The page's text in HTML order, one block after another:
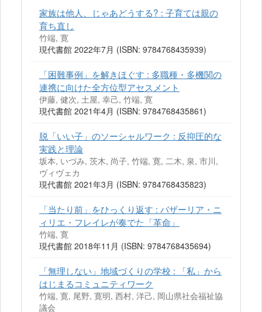
家族は他人、じゃあどうする? : 子育ては親の
育ち直し
竹端, 寛
現代書館 2022年7月 (ISBN: 9784768435939)
「困難事例」を解きほぐす : 多職種・多機関の
連携に向けた全方位型アセスメント
伊藤, 健次, 土屋, 幸己, 竹端, 寛
現代書館 2021年4月 (ISBN: 9784768435861)
脱「いい子」のソーシャルワーク : 反抑圧的な
実践と理論
坂本, いづみ, 茨木, 尚子, 竹端, 寛, 二木, 泉, 市川,
ヴィヴェカ
現代書館 2021年3月 (ISBN: 9784768435823)
「当たり前」をひっくり返す : バザーリア・ニ
ィリエ・フレイレが奏でた「革命」
竹端, 寛
現代書館 2018年11月 (ISBN: 9784768435694)
「無理しない」地域づくりの学校 : 「私」から
はじまるコミュニティワーク
竹端, 寛, 尾野, 寛明, 西村, 洋己, 岡山県社会福祉協
議会